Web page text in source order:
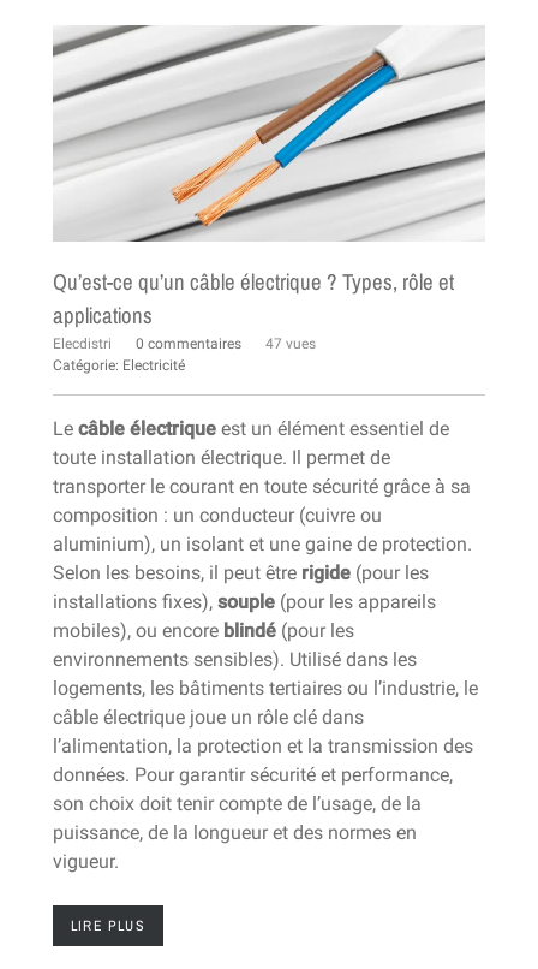
Qu’est-ce qu’un câble électrique ? Types, rôle et
applications
Elecdistri 0 commentaires
47 vues
Catégorie: Electricité
Le câble électrique est un élément essentiel de
toute installation électrique. Il permet de
transporter le courant en toute sécurité grâce à sa
composition : un conducteur (cuivre ou
aluminium), un isolant et une gaine de protection.
Selon les besoins, il peut être rigide (pour les
installations fixes), souple (pour les appareils
mobiles), ou encore blindé (pour les
environnements sensibles). Utilisé dans les
logements, les bâtiments tertiaires ou l’industrie, le
câble électrique joue un rôle clé dans
l’alimentation, la protection et la transmission des
données. Pour garantir sécurité et performance,
son choix doit tenir compte de l’usage, de la
puissance, de la longueur et des normes en
vigueur.
LIRE PLUS